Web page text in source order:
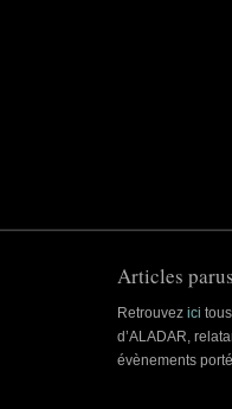
Articles
Retrouvez ici
d’ALADAR,
évènements